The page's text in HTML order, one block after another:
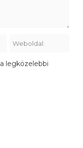
legközelebbi